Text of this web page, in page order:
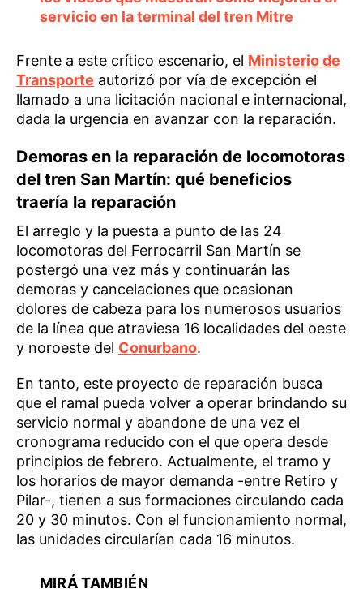
servicio en la terminal del tren Mitre
Frente a este crítico escenario, el Ministerio de
Transporte autorizó por vía de excepción el
llamado a una licitación nacional e internacional,
dada la urgencia en avanzar con la reparación.
Demoras en la reparación de locomotoras
del tren San Martín: qué beneficios
traería la reparación
El arreglo y la puesta a punto de las 24
locomotoras del Ferrocarril San Martín se
postergó una vez más y continuarán las
demoras y cancelaciones que ocasionan
dolores de cabeza para los numerosos usuarios
de la línea que atraviesa 16 localidades del oeste
y noroeste del Conurbano.
En tanto, este proyecto de reparación busca
que el ramal pueda volver a operar brindando su
servicio normal y abandone de una vez el
cronograma reducido con el que opera desde
principios de febrero. Actualmente, el tramo y
los horarios de mayor demanda -entre Retiro y
Pilar-, tienen a sus formaciones circulando cada
20 y 30 minutos. Con el funcionamiento normal,
las unidades circularían cada 16 minutos.